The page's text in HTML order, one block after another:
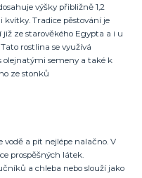
výšky přibližně 1,2
Tradice pěstování je
ze starověkého Egypta a i u
rostlina se využívá
olejnatými semeny a také k
ze stonků
a pít nejlépe nalačno. V
prospěšných látek.
a chleba nebo slouží jako